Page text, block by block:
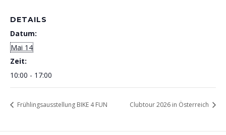
DETAILS
Datum:
Mai 14
Zeit:
10:00 - 17:00
Frühlingsausstellung BIKE 4 FUN Clubtour 2026 in Österreich